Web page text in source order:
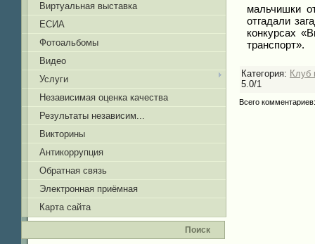
Виртуальная выставка
ЕСИА
Фотоальбомы
Видео
Услуги
Независимая оценка качества
Результаты независим...
Викторины
Антикоррупция
Обратная связь
Электронная приёмная
Карта сайта
Поиск
мальчишки
отгадали
конкурсах
транспорт».
Категория: Клуб
5.0/1
Всего комментариев